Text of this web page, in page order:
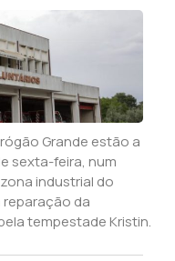
Grande estão a
sexta-feira, num
industrial do
da
tempestade Kristin.